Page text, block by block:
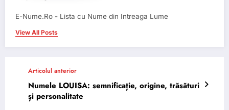
E-Nume.Ro - Lista cu Nume din Intreaga Lume
View All Posts
Articolul anterior
Numele LOUISA: semnificație, origine, trăsături
și personalitate